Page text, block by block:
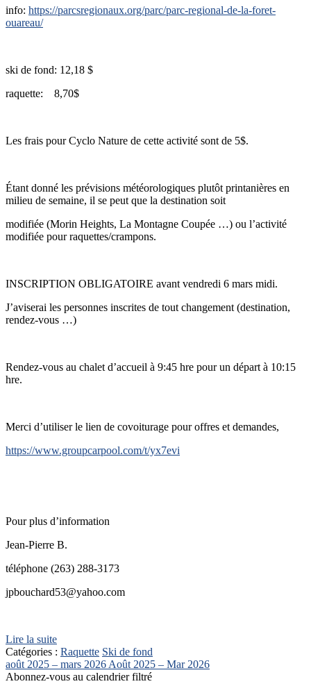
info: https://parcsregionaux.org/parc/parc-regional-de-la-foret-
ouareau/
ski de fond: 12,18 $
raquette: 8,70$
Les frais pour Cyclo Nature de cette activité sont de 5$.
Étant donné les prévisions météorologiques plutôt printanières en
milieu de semaine, il se peut que la destination soit
modifiée (Morin Heights, La Montagne Coupée …) ou l’activité
modifiée pour raquettes/crampons.
INSCRIPTION OBLIGATOIRE avant vendredi 6 mars midi.
J’aviserai les personnes inscrites de tout changement (destination,
rendez-vous …)
Rendez-vous au chalet d’accueil à 9:45 hre pour un départ à 10:15
hre.
Merci d’utiliser le lien de covoiturage pour offres et demandes,
https://www.groupcarpool.com/t/yx7evi
Pour plus d’information
Jean-Pierre B.
téléphone (263) 288-3173
jpbouchard53@yahoo.com
Lire la suite
Catégories : Raquette Ski de fond
août 2025 – mars 2026 Août 2025 – Mar 2026
Abonnez-vous au calendrier filtré